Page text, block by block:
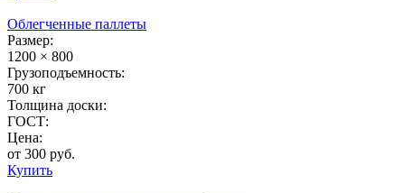
Облегченные паллеты
Размер:
1200 × 800
Грузоподъемность:
700 кг
Толщина доски:
ГОСТ:
Цена:
от 300 руб.
Купить